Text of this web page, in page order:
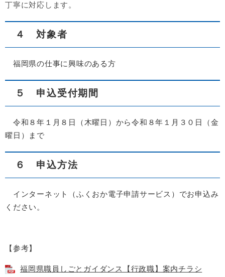
丁寧に対応します。
４ 対象者
福岡県の仕事に興味のある方
５ 申込受付期間
令和８年１月８日（木曜日）から令和８年１月３０日（金
曜日）まで
６ 申込方法
インターネット（ふくおか電子申請サービス）でお申込み
ください。
【参考】
福岡県職員しごとガイダンス【行政職】案内チラシ